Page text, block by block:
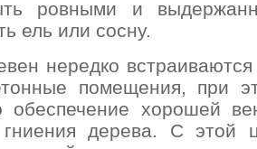
ровными и
ель или сосну.
нередко
помещения, при
обеспечение хорошей
гниения дерева. С этой